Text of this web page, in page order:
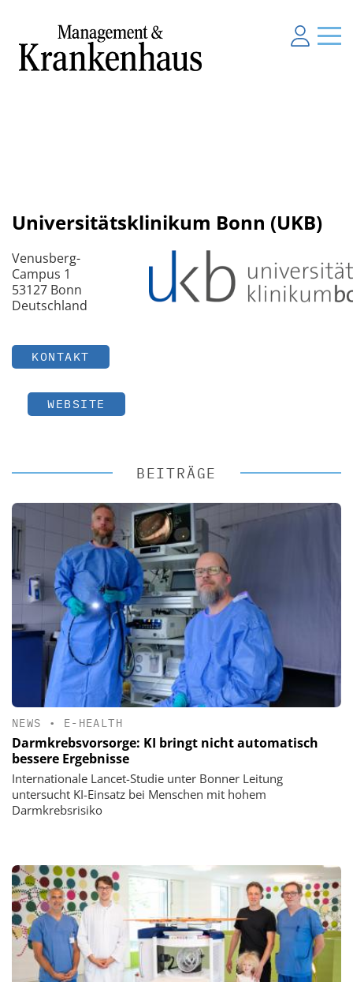
Universitätsklinikum Bonn (UKB)
Venusberg-
Campus 1
53127 Bonn
Deutschland
KONTAKT
WEBSITE
BEITRÄGE
NEWS • E-HEALTH
Darmkrebsvorsorge: KI bringt nicht automatisch
bessere Ergebnisse
Internationale Lancet-Studie unter Bonner Leitung
untersucht KI-Einsatz bei Menschen mit hohem
Darmkrebsrisiko